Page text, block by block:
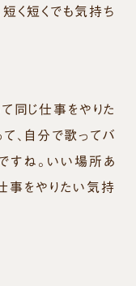
く短くでも気持ち
同じ仕事をやりた
、自分で歌ってバ
すね。いい場所あ
事をやりたい気持